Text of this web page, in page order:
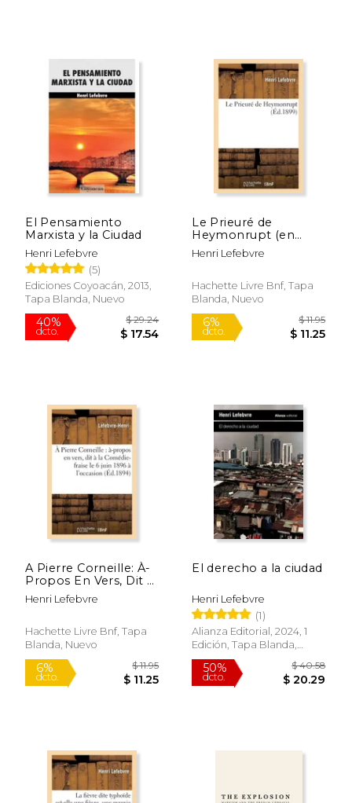
15% 15%
El Pensamiento
Marxista y la Ciudad
Henri Lefebvre
(5)
Ediciones Coyoacán, 2013,
Tapa Blanda, Nuevo
40% $ 29.24
Le Prieuré de
Heymonrupt (en
Francés)
Henri Lefebvre
Hachette Livre Bnf, Tapa
Blanda, Nuevo
A Pierre Corneille: À-
Propos En Vers, Dit À
La Comédie-Fraise Le
6 Juin 1896 À
Anniversaire de la
Naissance de
Henri Lefebvre
Hachette Livre Bnf, Tapa
Blanda, Nuevo
El derecho a la ciudad
Henri Lefebvre
(1)
Alianza Editorial, 2024, 1
Edición, Tapa Blanda,
Nuevo